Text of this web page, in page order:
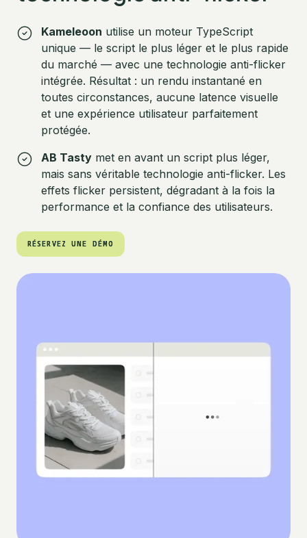
Kameleoon utilise un moteur TypeScript
unique — le script le plus léger et le plus rapide
du marché — avec une technologie anti-flicker
intégrée. Résultat : un rendu instantané en
toutes circonstances, aucune latence visuelle
et une expérience utilisateur parfaitement
protégée.
AB Tasty met en avant un script plus léger,
mais sans véritable technologie anti-flicker. Les
effets flicker persistent, dégradant à la fois la
performance et la confiance des utilisateurs.
RÉSERVEZ UNE DÉMO
RÉSERVEZ UNE DÉMO